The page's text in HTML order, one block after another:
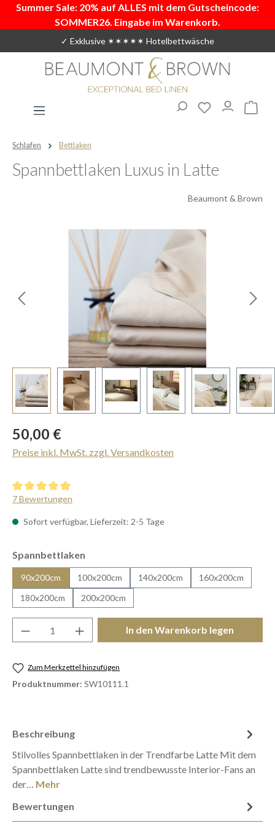
Zum Hauptinhalt springen
Summer Sale: 20% auf ALLES mit dem Gutscheincode:
SOMMER26. Eingabe im Warenkorb.
✓ Exklusive ✶✶✶✶✶ Hotelbettwäsche
Du hast 0
Schlafen Bettlaken
Spannbettlaken Luxus in Latte
Beaumont & Brown
Bildergalerie überspringen
Regulärer Preis:
50,00 €
Preise inkl. MwSt. zzgl. Versandkosten
Durchschnittliche Bewertung von 5 von 5 Sternen
7 Bewertungen
Sofort verfügbar, Lieferzeit: 2-5 Tage
Spannbettlaken
90x200cm 100x200cm 140x200cm
160x200cm
180x200cm
200x200cm
Produkt Anzahl: Gib den gewünschten
In den Warenkorb legen
Zum Merkzettel hinzufügen
Produktnummer: SW10111.1
Beschreibung
Stilvolles Spannbettlaken in der Trendfarbe Latte Mit dem
Spannbettlaken Latte sind trendbewusste Interior-Fans an
der… Mehr
Bewertungen